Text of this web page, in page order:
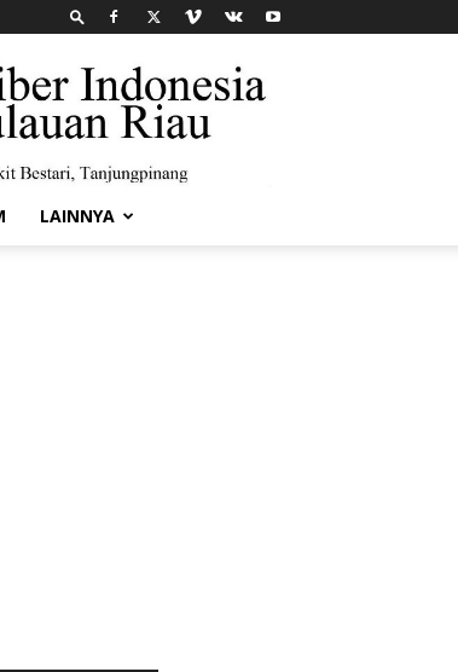
LAINNYA